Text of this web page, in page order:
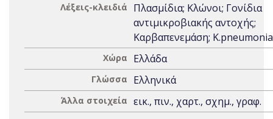
Λέξεις-κλειδιά
Πλασμίδια; Κλώνοι; Γονίδια
αντιμικροβιακής αντοχής;
Καρβαπενεμάση;
Χώρα Ελλάδα
Γλώσσα Ελληνικά
Άλλα στοιχεία εικ., πιν., χαρτ., σχημ., γραφ.